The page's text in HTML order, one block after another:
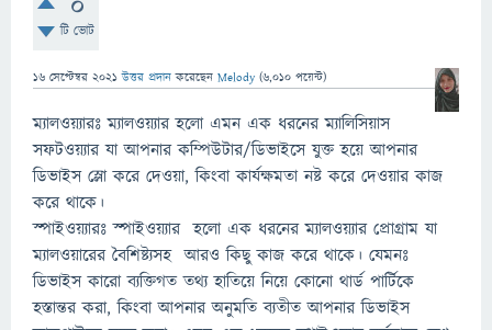
টি ভোট
16 সেপ্টেম্বর 2021 উত্তর প্রদান করেছেন Melody (6,010 পয়েন্ট)
ম্যালওয়্যারঃ ম্যালওয়্যার হলো এমন এক ধরনের ম্যালিসিয়াস
সফটওয়্যার যা আপনার কম্পিউটার/ডিভাইসে যুক্ত হয়ে আপনার
ডিভাইস স্লো করে দেওয়া, কিংবা কার্যক্ষমতা নষ্ট করে দেওয়ার কাজ
করে থাকে।
স্পাইওয়্যারঃ স্পাইওয়্যার হলো এক ধরনের ম্যালওয়্যার প্রোগ্রাম যা
ম্যালওয়ারের বৈশিষ্ট্যসহ আরও কিছু কাজ করে থাকে। যেমনঃ
ডিভাইস কারো ব্যক্তিগত তথ্য হাতিয়ে নিয়ে কোনো থার্ড পার্টিকে
হস্তান্তর করা, কিংবা আপনার অনুমতি ব্যতীত আপনার ডিভাইস